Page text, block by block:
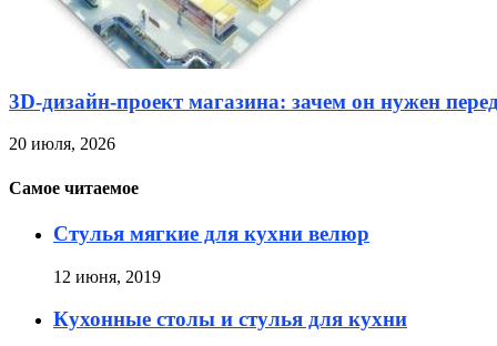
3D-дизайн-проект магазина: зачем он нужен
20 июля, 2026
Самое читаемое
Стулья мягкие для кухни велюр
12 июня, 2019
Кухонные столы и стулья для кухни